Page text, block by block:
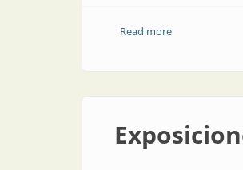
Read moreabout